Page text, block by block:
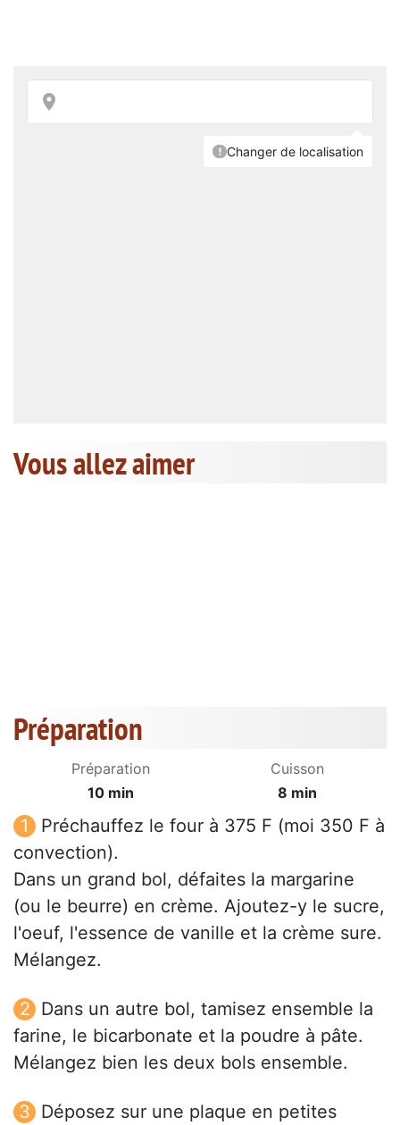
Vous allez aimer
Préparation
Préparation
10 min
Cuisson
8 min
Préchauffez le four à 375 F (moi 350 F à
convection).
Dans un grand bol, défaites la margarine
(ou le beurre) en crème. Ajoutez-y le sucre,
l'oeuf, l'essence de vanille et la crème sure.
Mélangez.
Dans un autre bol, tamisez ensemble la
farine, le bicarbonate et la poudre à pâte.
Mélangez bien les deux bols ensemble.
Déposez sur une plaque en petites